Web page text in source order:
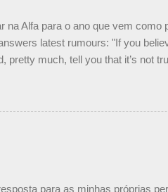
na Alfa para o ano que vem como
latest rumours: "If you
pretty much, tell you that it’s not
What is it like to have Kimi as a
— Formula 1 (@F1) October
para as minhas próprias